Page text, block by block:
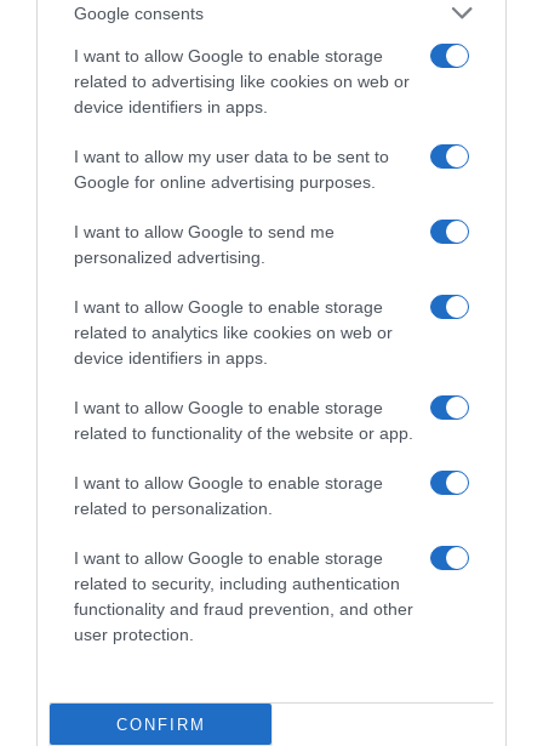
Google consents
I want to allow Google to enable storage
related to advertising like cookies on web or
device identifiers in apps.
I want to allow my user data to be sent to
Google for online advertising purposes.
I want to allow Google to send me
personalized advertising.
I want to allow Google to enable storage
related to analytics like cookies on web or
device identifiers in apps.
I want to allow Google to enable storage
related to functionality of the website or app.
I want to allow Google to enable storage
related to personalization.
I want to allow Google to enable storage
related to security, including authentication
functionality and fraud prevention, and other
user protection.
CONFIRM
05.08.2026 - 21:58
ΕΛΛΑΔΑ
Χαλκιδική: Εντός ορίων τα αποτελέσματα
από τις πρώτες μικροβιολογικές αναλύσεις
στο πόσιμο νερό
Σε προηγούμενο έλεγχο ανιχνεύθηκαν μικροβιολογικές
παράμετροι
05.08.2026 - 21:33